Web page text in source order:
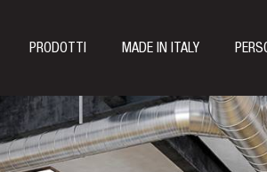
PRODOTTI MADE IN ITALY